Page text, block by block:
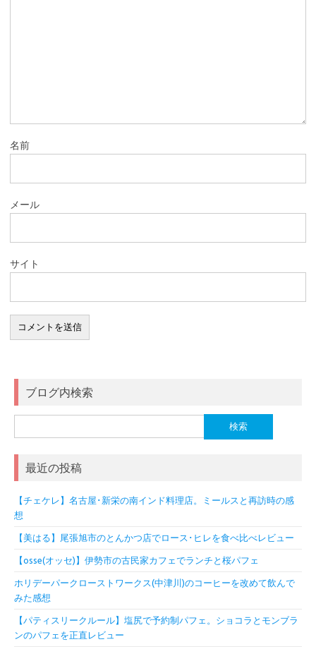
名前
メール
サイト
ブログ内検索
索:
最近の投稿
【チェケレ】名古屋･新栄の南インド料理店。ミールスと再訪時の感
想
【美はる】尾張旭市のとんかつ店でロース･ヒレを食べ比べレビュー
【osse(オッセ)】伊勢市の古民家カフェでランチと桜パフェ
ホリデーパークローストワークス(中津川)のコーヒーを改めて飲んで
みた感想
【パティスリークルール】塩尻で予約制パフェ。ショコラとモンブラ
ンのパフェを正直レビュー